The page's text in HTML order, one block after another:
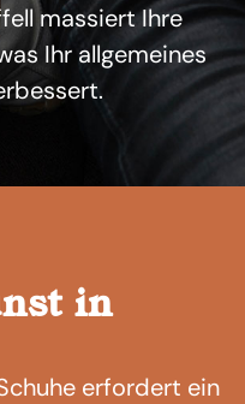
massiert Ihre
Ihr allgemeines
in
erfordert ein